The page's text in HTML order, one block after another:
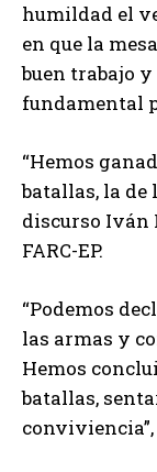
humildad el
en que la
buen trabajo
fundamental
“Hemos
batallas, la de
discurso Iván
FARC-EP.
“Podemos
las armas y
Hemos
batallas,